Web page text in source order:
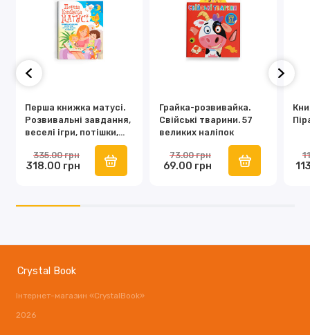
Перша книжка матусі.
Розвивальні завдання,
веселі ігри, потішки,
віршики та пісеньки
318.00 грн
335.00 грн
Грайка-розвивайка.
Свійські тварини. 57
великих наліпок
69.00 грн
73.00 грн
Crystal Book
Інтернет-магазин «CrystalBook»
2026